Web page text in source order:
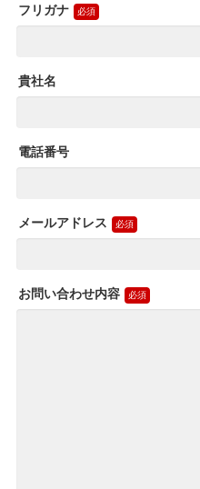
フリガナ
貴社名
電話番号
メールアドレス
お問い合わせ内容